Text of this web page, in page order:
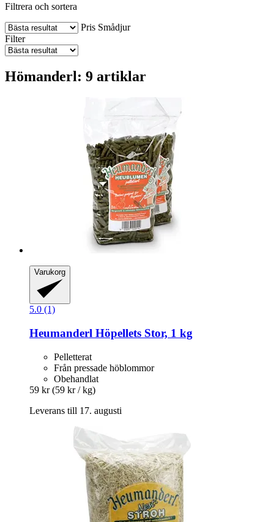
Filtrera och sortera
Pris Smådjur
Filter
Hömanderl: 9 artiklar
Varukorg
5.0 (1)
Heumanderl Höpellets Stor, 1 kg
Pelletterat
Från pressade höblommor
Obehandlat
59 kr (59 kr / kg)
Leverans till 17. augusti